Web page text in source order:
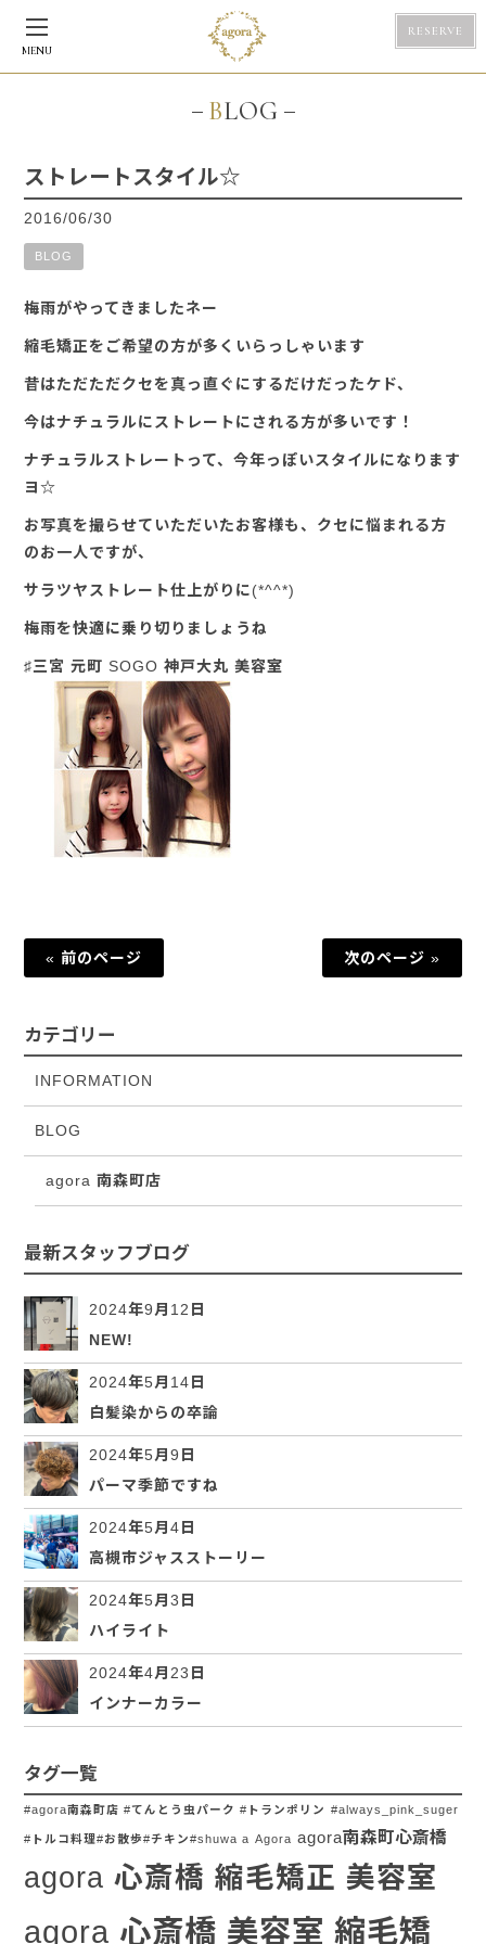
MENU
RESERVE
BLOG
ストレートスタイル☆
2016/06/30
BLOG
梅雨がやってきましたネー
縮毛矯正をご希望の方が多くいらっしゃいます
昔はただただクセを真っ直ぐにするだけだったケド、
今はナチュラルにストレートにされる方が多いです！
ナチュラルストレートって、今年っぽいスタイルになります
ヨ☆
お写真を撮らせていただいたお客様も、クセに悩まれる方
のお一人ですが、
サラツヤストレート仕上がりに(*^^*)
梅雨を快適に乗り切りましょうね
♯三宮 元町 SOGO 神戸大丸 美容室
« 前のページ 次のページ »
カテゴリー
INFORMATION
BLOG
agora 南森町店
最新スタッフブログ
2024年9月12日
NEW!
2024年5月14日
白髪染からの卒論
2024年5月9日
パーマ季節ですね
2024年5月4日
高槻市ジャスストーリー
2024年5月3日
ハイライト
2024年4月23日
インナーカラー
タグ一覧
#agora南森町店 #てんとう虫パーク #トランポリン #always_pink_suger
#トルコ料理#お散歩#チキン#shuwa a Agora agora南森町心斎橋
agora 心斎橋 縮毛矯正 美容室
agora 心斎橋 美容室 縮毛矯